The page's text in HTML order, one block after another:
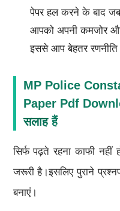
पेपर हल करने के बाद
आपको अपनी कमजोर
इससे आप बेहतर
MP Police
Paper Pdf
सलाहहैं
सिर्फ पढ़ते रहना काफी नहीं
जरूरी है।इसलिए पुराने
बनाएं।